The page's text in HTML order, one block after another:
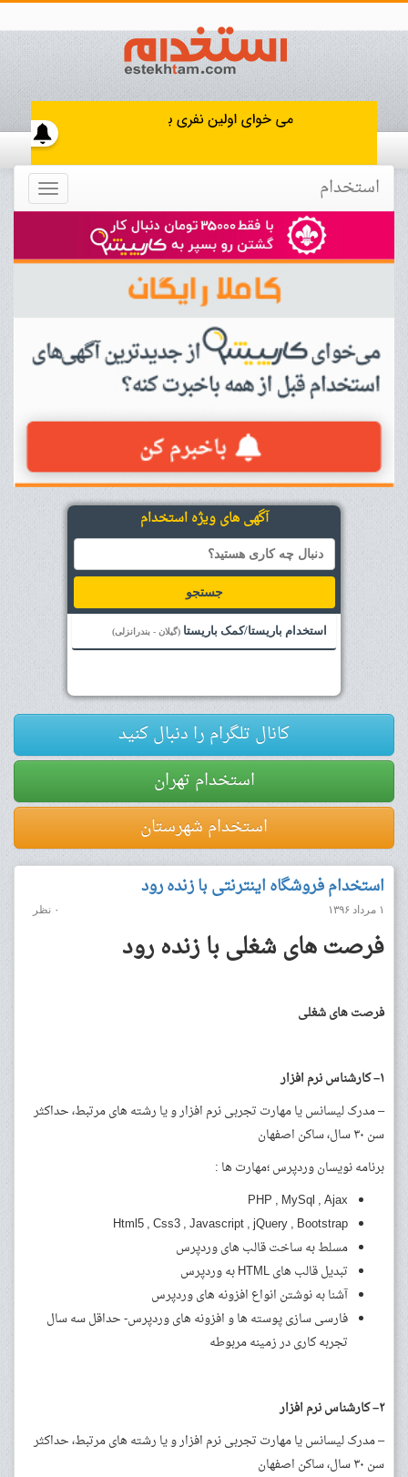
Toggle استخدام
آگهی های ویژه استخدام
جستجو
استخدام باریستا/کمک باریستا (گیلان - بندرانزلی)
کانال تلگرام را دنبال کنید
استخدام تهران
استخدام شهرستان
استخدام فروشگاه اینترنتی با زنده رود
۱ مرداد ۱۳۹۶ ۰ نظر
فرصت های شغلی با زنده رود
فرصت های شغلی
۱–کارشناس نرم افزار
– مدرک لیسانس یا مهارت تجربی نرم افزار و یا رشته های مرتبط، حداکثر
سن ۳۰ سال، ساکن اصفهان
برنامه نویسان وردپرس ؛مهارت ها :
PHP , MySql , Ajax
Html5 , Css3 , Javascript , jQuery , Bootstrap
مسلط به ساخت قالب های وردپرس
تبدیل قالب های HTML به وردپرس
آشنا به نوشتن انواع افزونه های وردپرس
فارسی سازی پوسته ها و افزونه های وردپرس- حداقل سه سال
تجربه کاری در زمینه مربوطه
۲–کارشناس نرم افزار
– مدرک لیسانس یا مهارت تجربی نرم افزار و یا رشته های مرتبط، حداکثر
سن ۳۰ سال، ساکن اصفهان